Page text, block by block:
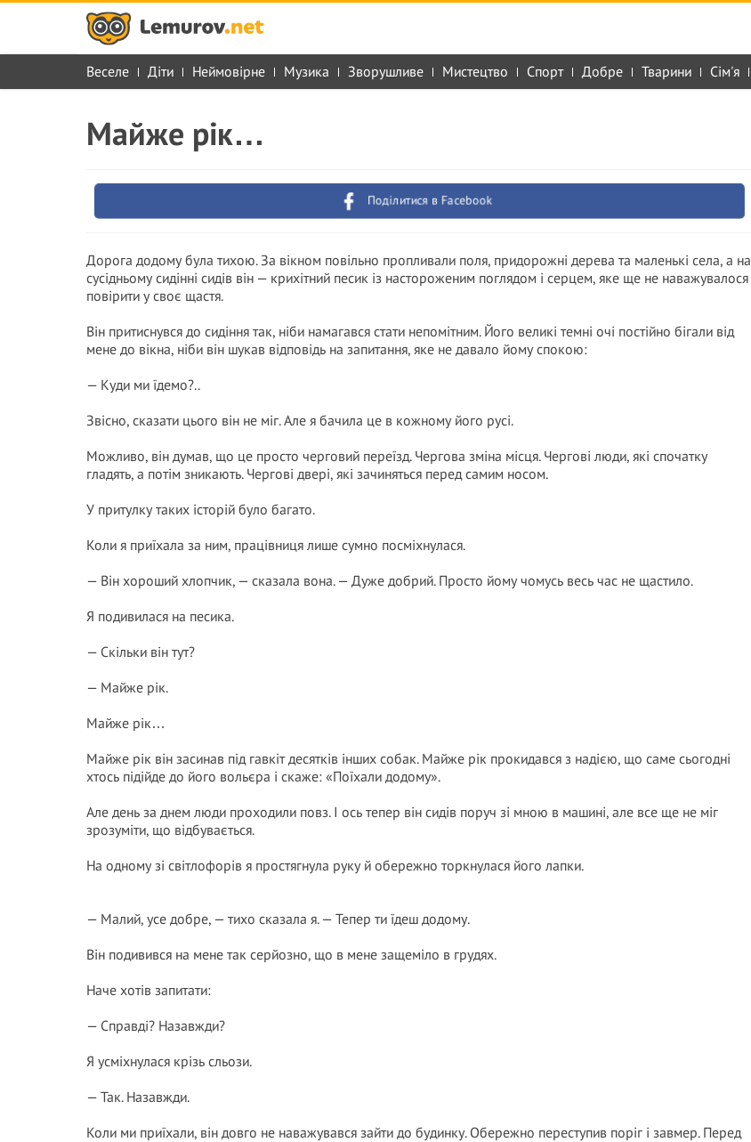
Веселе Діти Неймовірне Музика Зворушливе Мистецтво Спорт Добре Тварини Сім'я
Майже рік…
Поділитися в Facebook
Дорога додому була тихою. За вікном повільно пропливали поля, придорожні дерева та маленькі села, а на
сусідньому сидінні сидів він — крихітний песик із настороженим поглядом і серцем, яке ще не наважувалося
повірити у своє щастя.
Він притиснувся до сидіння так, ніби намагався стати непомітним. Його великі темні очі постійно бігали від
мене до вікна, ніби він шукав відповідь на запитання, яке не давало йому спокою:
— Куди ми їдемо?..
Звісно, сказати цього він не міг. Але я бачила це в кожному його русі.
Можливо, він думав, що це просто черговий переїзд. Чергова зміна місця. Чергові люди, які спочатку
гладять, а потім зникають. Чергові двері, які зачиняться перед самим носом.
У притулку таких історій було багато.
Коли я приїхала за ним, працівниця лише сумно посміхнулася.
— Він хороший хлопчик, — сказала вона. — Дуже добрий. Просто йому чомусь весь час не щастило.
Я подивилася на песика.
— Скільки він тут?
— Майже рік.
Майже рік…
Майже рік він засинав під гавкіт десятків інших собак. Майже рік прокидався з надією, що саме сьогодні
хтось підійде до його вольєра і скаже: «Поїхали додому».
Але день за днем люди проходили повз. І ось тепер він сидів поруч зі мною в машині, але все ще не міг
зрозуміти, що відбувається.
На одному зі світлофорів я простягнула руку й обережно торкнулася його лапки.
— Малий, усе добре, — тихо сказала я. — Тепер ти їдеш додому.
Він подивився на мене так серйозно, що в мене защеміло в грудях.
Наче хотів запитати:
— Справді? Назавжди?
Я усміхнулася крізь сльози.
— Так. Назавжди.
Коли ми приїхали, він довго не наважувався зайти до будинку. Обережно переступив поріг і завмер. Перед